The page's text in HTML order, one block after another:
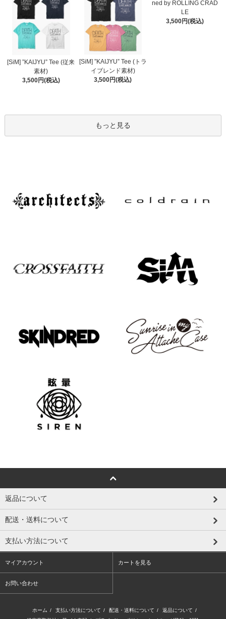
[SiM] ”KAIJYU” Tee (従来
素材)
3,500円(税込)
[SiM] ”KAIJYU” Tee (トラ
イブレンド素材)
3,500円(税込)
ned by ROLLING CRAD
LE
3,500円(税込)
もっと見る
返品について
配送・送料について
支払い方法について
マイアカウント カートを見る
お問い合わせ
ホーム / 支払い方法について / 配送・送料について / 返品について /